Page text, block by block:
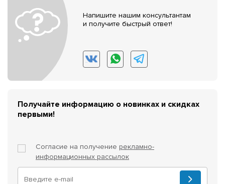
Напишите нашим консультантам
и получите быстрый ответ!
Получайте информацию о новинках и скидках
первыми!
Согласие на получение рекламно-
информационных рассылок